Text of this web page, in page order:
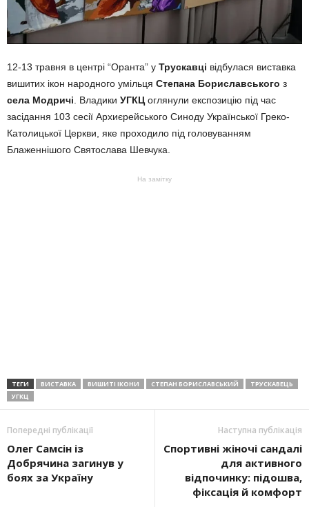
12-13 травня в центрі “Оранта” у Трускавці відбулася виставка
вишитих ікон народного умільця Степана Бориславського з
села Модричі. Владики УГКЦоглянули експозицію під час
засідання 103 сесії Архиєрейського Синоду Української Греко-
Католицької Церкви, яке проходило під головуванням
Блаженнішого Святослава Шевчука.
На замітку
ТЕГИ ВИСТАВКА ВИШИТІ ІКОНИ СТЕПАН БОРИСЛАВСЬКИЙ
ТРУСКАВЕЦЬ
УГКЦ
Попередні публікації
Олег Самсін із
Добрячина загинув у
боях за Україну
Наступна публікація
Спортивні жіночі сандалі
для активного
відпочинку: підошва,
фіксація й комфорт